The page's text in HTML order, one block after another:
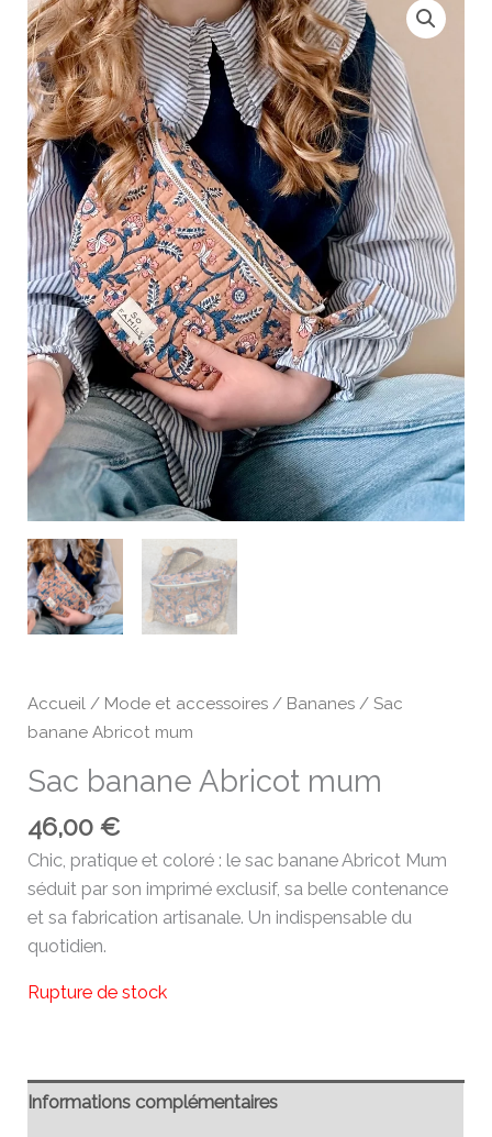
Accueil / Mode et accessoires / Bananes / Sac
banane Abricot mum
Sac banane Abricot mum
46,00€
Chic, pratique et coloré : le sac banane Abricot Mum
séduit par son imprimé exclusif, sa belle contenance
et sa fabrication artisanale. Un indispensable du
quotidien.
Rupture de stock
Informations complémentaires